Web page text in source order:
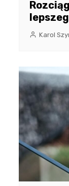
Karol